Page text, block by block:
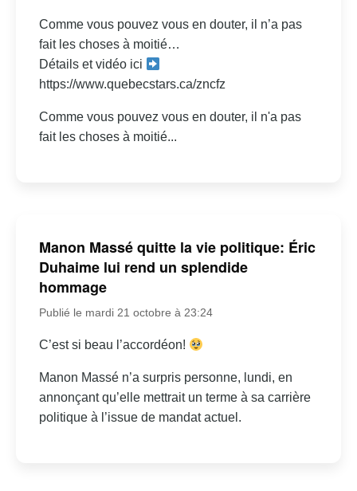
Comme vous pouvez vous en douter, il n’a pas
fait les choses à moitié…
Détails et vidéo ici
https://www.quebecstars.ca/zncfz
Comme vous pouvez vous en douter, il n'a pas
fait les choses à moitié...
Manon Massé quitte la vie politique: Éric
Duhaime lui rend un splendide
hommage
Publié le mardi 21 octobre à 23:24
C’est si beau l’accordéon!
Manon Massé n’a surpris personne, lundi, en
annonçant qu’elle mettrait un terme à sa carrière
politique à l’issue de mandat actuel.